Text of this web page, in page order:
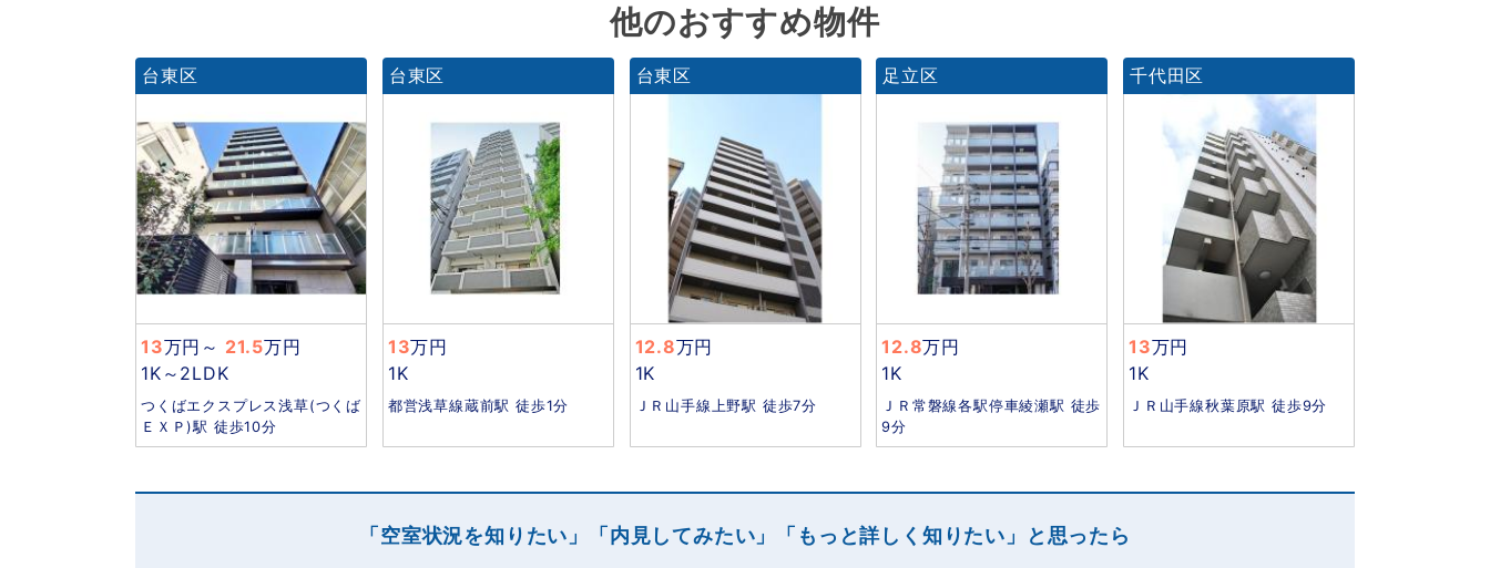
他のおすすめ物件
台東区
13万円 ～ 21.5万円
1K～2LDK
つくばエクスプレス浅草(つくば
ＥＸＰ)駅 徒歩10分
台東区
13万円
1K
都営浅草線蔵前駅 徒歩1分
台東区
12.8万円
1K
ＪＲ山手線上野駅 徒歩7分
足立区
12.8万円
1K
ＪＲ常磐線各駅停車綾瀬駅 徒歩
9分
千代田区
13万円
1K
ＪＲ山手線秋葉原駅 徒歩9分
「空室状況を知りたい」「内見してみたい」「もっと詳しく知りたい」と思ったら